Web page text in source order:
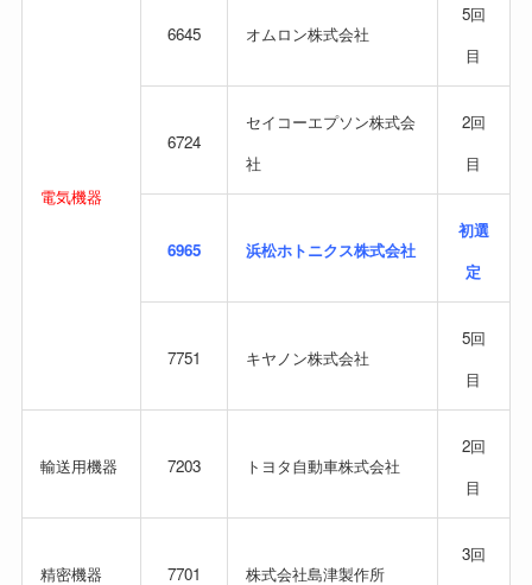
電気機器
6645 オムロン株式会社
5回
目
6724
セイコーエプソン株式会
社
2回
目
6965 浜松ホトニクス株式会社
初選
定
7751 キヤノン株式会社
5回
目
輸送用機器 7203 トヨタ自動車株式会社
2回
目
精密機器 7701 株式会社島津製作所
3回